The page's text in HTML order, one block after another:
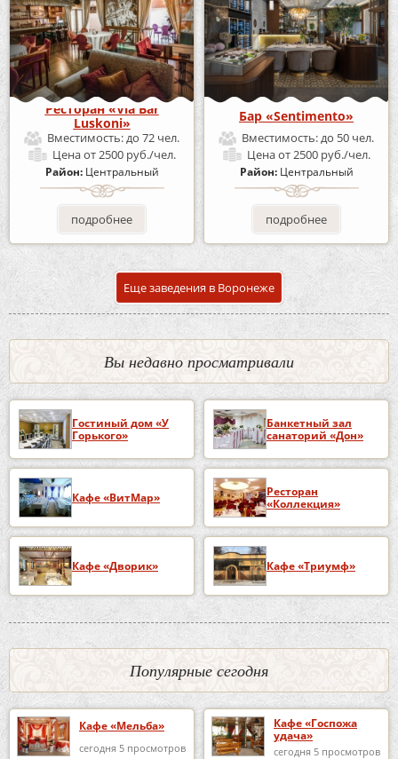
Ресторан «Via Bar
Luskoni»
Вместимость:до 72 чел.
Ценаот 2500 руб./чел.
Район: Центральный
подробнее
Бар «Sentimento»
Вместимость:до 50 чел.
Ценаот 2500 руб./чел.
Район: Центральный
подробнее
Еще заведения в Воронеже
Вы недавно просматривали
Гостиный дом «У
Горького»
Банкетный зал
санаторий «Дон»
Кафе «ВитМар»
Ресторан
«Коллекция»
Кафе «Дворик» Кафе «Триумф»
Популярные сегодня
Кафе «Мельба»
сегодня 5 просмотров
Кафе «Госпожа
удача»
сегодня 5 просмотров